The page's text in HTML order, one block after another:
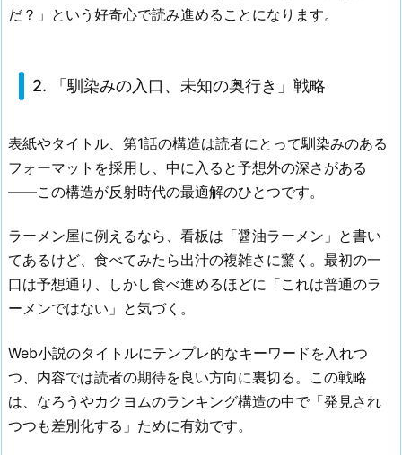
だ？」という好奇心で読み進めることになります。
2. 「馴染みの入口、未知の奥行き」戦略
表紙やタイトル、第1話の構造は読者にとって馴染みのある
フォーマットを採用し、中に入ると予想外の深さがある
——この構造が反射時代の最適解のひとつです。
ラーメン屋に例えるなら、看板は「醤油ラーメン」と書い
てあるけど、食べてみたら出汁の複雑さに驚く。最初の一
口は予想通り、しかし食べ進めるほどに「これは普通のラ
ーメンではない」と気づく。
Web小説のタイトルにテンプレ的なキーワードを入れつ
つ、内容では読者の期待を良い方向に裏切る。この戦略
は、なろうやカクヨムのランキング構造の中で「発見され
つつも差別化する」ために有効です。